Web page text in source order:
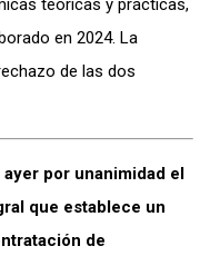
teóricas y prácticas,
en 2024. La
de las dos
ayer por unanimidad el
que establece un
de